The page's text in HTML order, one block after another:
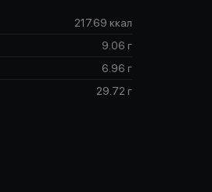
217.69 ккал
9.06 г
6.96 г
29.72 г